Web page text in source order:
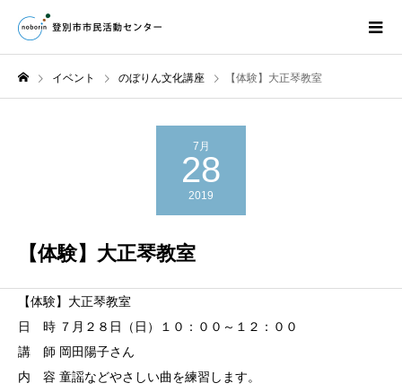
イベント のぼりん文化講座 【体験】大正琴教室
7月
28
2019
【体験】大正琴教室
【体験】大正琴教室
日 時 ７月２８日（日）１０：００～１２：００
講 師 岡田陽子さん
内 容 童謡などやさしい曲を練習します。